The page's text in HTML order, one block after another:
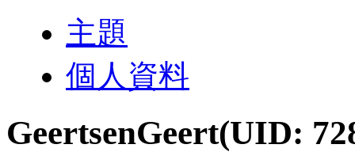
主題
個人資料
GeertsenGeert(UID: